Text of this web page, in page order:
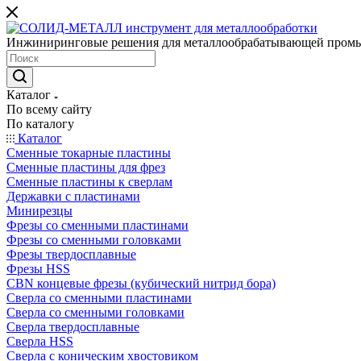
Инжиниринговые решения для металлообрабатывающей
Каталог
По всему сайту
По каталогу
Каталог
Сменные токарные пластины
Сменные пластины для фрез
Сменные пластины к сверлам
Державки с пластинами
Минирезцы
Фрезы со сменными пластинами
Фрезы со сменными головками
Фрезы твердосплавные
Фрезы HSS
CBN концевые фрезы (кубический нитрид бора)
Сверла со сменными пластинами
Сверла со сменными головками
Сверла твердосплавные
Сверла HSS
Сверла с коническим хвостовиком